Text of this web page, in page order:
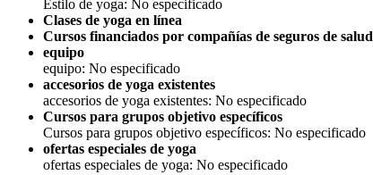
Estilo de yoga: No especificado
Clases de yoga en línea
Cursos financiados por compañías de seguros de salud
equipo
equipo: No especificado
accesorios de yoga existentes
accesorios de yoga existentes: No especificado
Cursos para grupos objetivo específicos
Cursos para grupos objetivo específicos: No especificado
ofertas especiales de yoga
ofertas especiales de yoga: No especificado